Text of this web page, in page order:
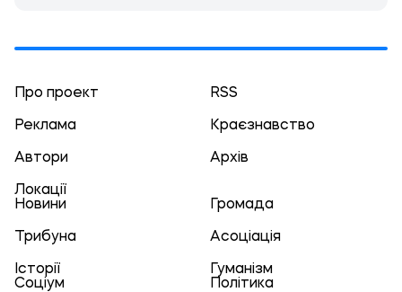
Про проект RSS
Реклама Краєзнавство
Автори Архів
Локації
Новини
Громада
Трибуна Асоціація
Історії
Гуманізм
Соціум
Політика